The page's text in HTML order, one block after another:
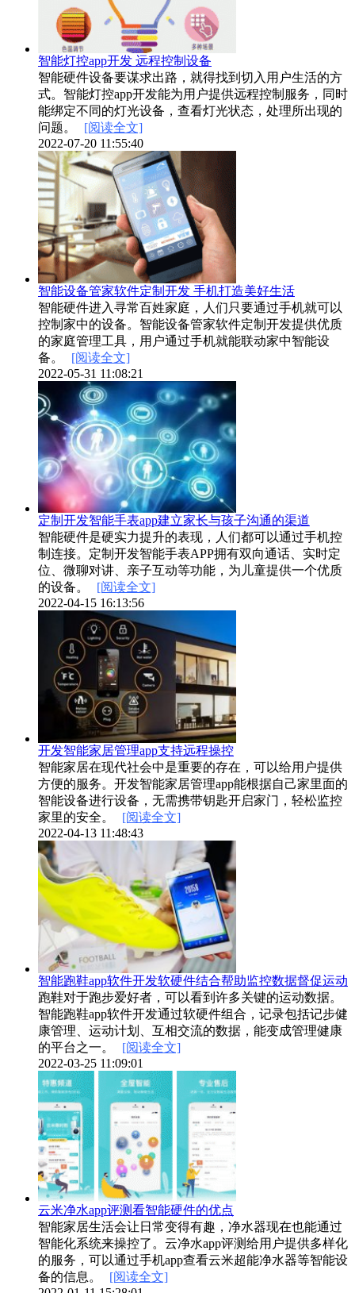
智能灯控app开发 远程控制设备
智能硬件设备要谋求出路，就得找到切入用户生活的方
式。智能灯控app开发能为用户提供远程控制服务，同时
能绑定不同的灯光设备，查看灯光状态，处理所出现的
问题。
[阅读全文]
2022-07-20 11:55:40
智能设备管家软件定制开发 手机打造美好生活
智能硬件进入寻常百姓家庭，人们只要通过手机就可以
控制家中的设备。智能设备管家软件定制开发提供优质
的家庭管理工具，用户通过手机就能联动家中智能设
备。
[阅读全文]
2022-05-31 11:08:21
定制开发智能手表app建立家长与孩子沟通的渠道
智能硬件是硬实力提升的表现，人们都可以通过手机控
制连接。定制开发智能手表APP拥有双向通话、实时定
位、微聊对讲、亲子互动等功能，为儿童提供一个优质
的设备。
[阅读全文]
2022-04-15 16:13:56
开发智能家居管理app支持远程操控
智能家居在现代社会中是重要的存在，可以给用户提供
方便的服务。开发智能家居管理app能根据自己家里面的
智能设备进行设备，无需携带钥匙开启家门，轻松监控
家里的安全。
[阅读全文]
2022-04-13 11:48:43
智能跑鞋app软件开发软硬件结合帮助监控数据督促运动
跑鞋对于跑步爱好者，可以看到许多关键的运动数据。
智能跑鞋app软件开发通过软硬件组合，记录包括记步健
康管理、运动计划、互相交流的数据，能变成管理健康
的平台之一。
[阅读全文]
2022-03-25 11:09:01
云米净水app评测看智能硬件的优点
智能家居生活会让日常变得有趣，净水器现在也能通过
智能化系统来操控了。云净水app评测给用户提供多样化
的服务，可以通过手机app查看云米超能净水器等智能设
备的信息。
[阅读全文]